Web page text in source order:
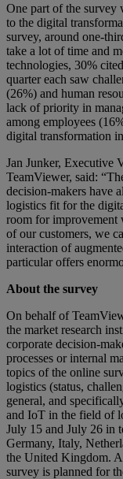
One part of the survey
to the digital
survey, around one-
take a lot of time and
technologies, 30%
quarter each saw
(26%) and human
lack of priority in
among employees
digital transformation
Jan Junker, Executive
TeamViewer, said:
decision-makers have
logistics fit for the
room for improvement
of our customers, we
interaction of
particular offers
About the survey
On behalf of
the market research
corporate decision-
processes or internal
topics of the online
logistics (status,
general, and
and IoT in the field of
July 15 and July 26 in
Germany, Italy,
the United Kingdom.
survey is planned for